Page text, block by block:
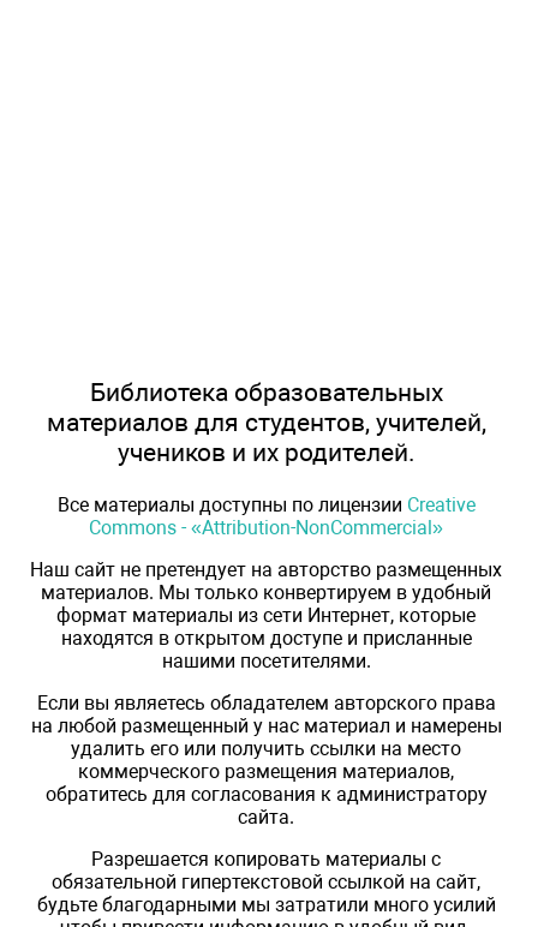
Библиотека образовательных
материалов для студентов, учителей,
учеников и их родителей.
Все материалы доступны по лицензии Creative
Commons - «Attribution-NonCommercial»
Наш сайт не претендует на авторство размещенных
материалов. Мы только конвертируем в удобный
формат материалы из сети Интернет, которые
находятся в открытом доступе и присланные
нашими посетителями.
Если вы являетесь обладателем авторского права
на любой размещенный у нас материал и намерены
удалить его или получить ссылки на место
коммерческого размещения материалов,
обратитесь для согласования к администратору
сайта.
Разрешается копировать материалы с
обязательной гипертекстовой ссылкой на сайт,
будьте благодарными мы затратили много усилий